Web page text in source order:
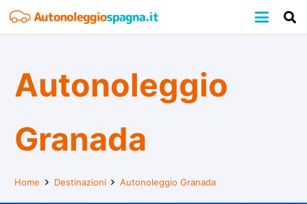
Autonoleggio
Granada
Home Destinazioni Autonoleggio Granada